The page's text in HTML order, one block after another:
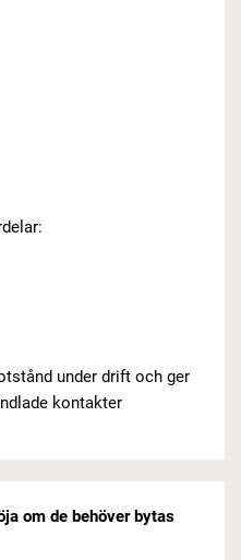
under drift och ger
kontakter
om de behöver bytas